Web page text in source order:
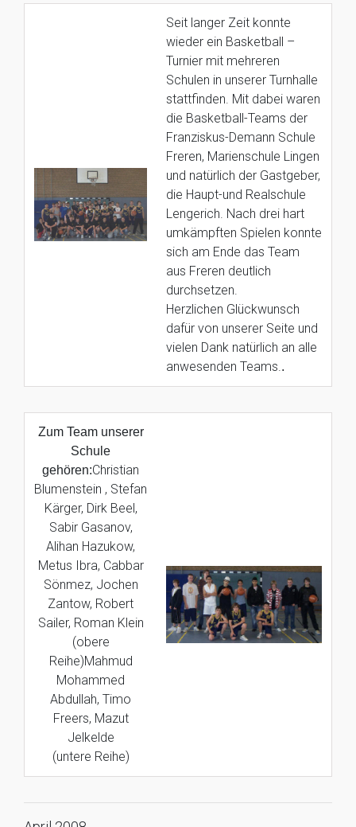
Seit langer Zeit konnte
wieder ein Basketball –
Turnier mit mehreren
Schulen in unserer Turnhalle
stattfinden. Mit dabei waren
die Basketball-Teams der
Franziskus-Demann Schule
Freren, Marienschule Lingen
und natürlich der Gastgeber,
die Haupt-und Realschule
Lengerich. Nach drei hart
umkämpften Spielen konnte
sich am Ende das Team
aus Freren deutlich
durchsetzen.
Herzlichen Glückwunsch
dafür von unserer Seite und
vielen Dank natürlich an alle
anwesenden Teams..
Zum Team unserer
Schule
gehören:Christian
Blumenstein , Stefan
Kärger, Dirk Beel,
Sabir Gasanov,
Alihan Hazukow,
Metus Ibra, Cabbar
Sönmez, Jochen
Zantow, Robert
Sailer, Roman Klein
(obere
Reihe)Mahmud
Mohammed
Abdullah, Timo
Freers, Mazut
Jelkelde
(untere Reihe)